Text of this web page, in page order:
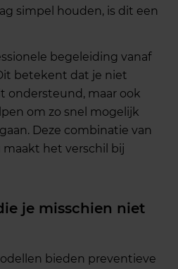
simpel houden, is dit een
begeleiding vanaf
betekent dat je niet
ondersteund, maar ook
om zo snel mogelijk
Deze combinatie van
het verschil bij
je misschien niet
bieden preventieve